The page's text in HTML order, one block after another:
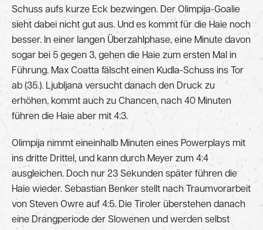
Schuss aufs kurze Eck bezwingen. Der Olimpija-Goalie
sieht dabei nicht gut aus. Und es kommt für die Haie noch
besser. In einer langen Überzahlphase, eine Minute davon
sogar bei 5 gegen 3, gehen die Haie zum ersten Mal in
Führung. Max Coatta fälscht einen Kudla-Schuss ins Tor
ab (35.). Ljubljana versucht danach den Druck zu
erhöhen, kommt auch zu Chancen, nach 40 Minuten
führen die Haie aber mit 4:3.
Olimpija nimmt eineinhalb Minuten eines Powerplays mit
ins dritte Drittel, und kann durch Meyer zum 4:4
ausgleichen. Doch nur 23 Sekunden später führen die
Haie wieder. Sebastian Benker stellt nach Traumvorarbeit
von Steven Owre auf 4:5. Die Tiroler überstehen danach
eine Drangperiode der Slowenen und werden selbst